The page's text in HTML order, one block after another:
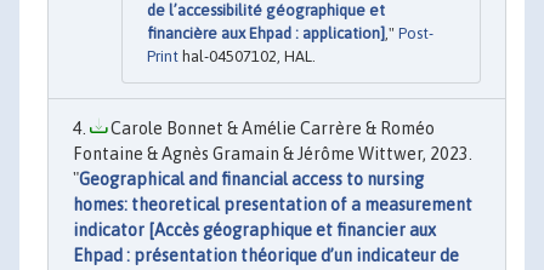
de l’accessibilité géographique et
financière aux Ehpad : application]," Post-
Print hal-04507102, HAL.
Carole Bonnet & Amélie Carrère & Roméo
Fontaine & Agnès Gramain & Jérôme Wittwer, 2023.
"Geographical and financial access to nursing
homes: theoretical presentation of a measurement
indicator [Accès géographique et financier aux
Ehpad : présentation théorique d’un indicateur de